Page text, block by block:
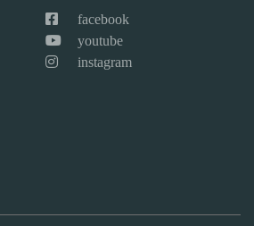
facebook
youtube
instagram